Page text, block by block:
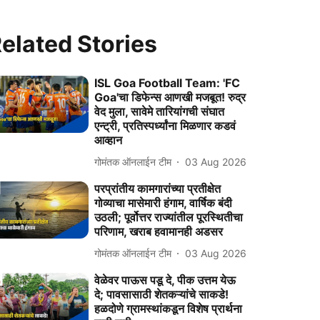
Stories
ISL Goa Football Team: 'FC
Goa'चा डिफेन्स आणखी मजबूत! रुद्र
वेद मुला, सावेमे तारियांगची संघात
एन्ट्री, प्रतिस्पर्ध्यांना मिळणार कडवं
आव्हान
गोमंतक ऑनलाईन टीम 03 Aug 2026
परप्रांतीय कामगारांच्या प्रतीक्षेत
गोव्याचा मासेमारी हंगाम, वार्षिक बंदी
उठली; पूर्वोत्तर राज्यांतील पूरस्थितीचा
परिणाम, खराब हवामानही अडसर
गोमंतक ऑनलाईन टीम 03 Aug 2026
वेळेवर पाऊस पडू दे, पीक उत्तम येऊ
दे; पावसासाठी शेतकऱ्यांचे साकडे!
हळदोणे ग्रामस्थांकडून विशेष प्रार्थना